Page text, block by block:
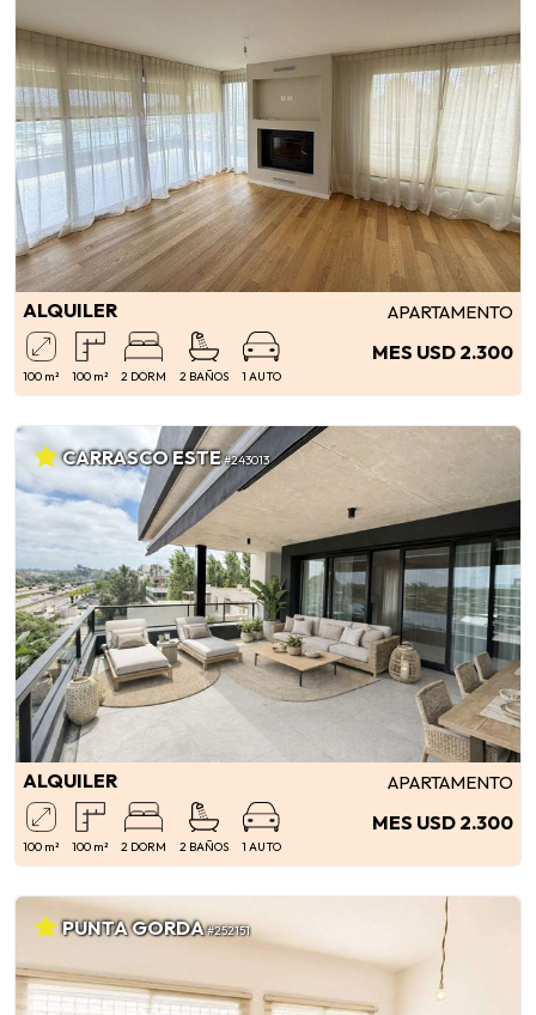
ALQUILER APARTAMENTO
100 m² 100 m² 2 DORM 2 BAÑOS 1 AUTO
MES USD 2.300
CARRASCO ESTE#243013
ALQUILER APARTAMENTO
100 m² 100 m² 2 DORM 2 BAÑOS 1 AUTO
MES USD 2.300
PUNTA GORDA#252151